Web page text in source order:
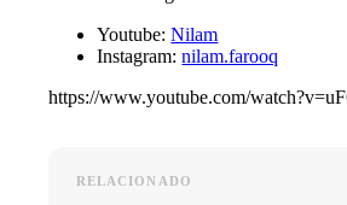
Youtube:Nilam
Instagram:nilam.farooq
https://www.youtube.com/
RELACIONADO